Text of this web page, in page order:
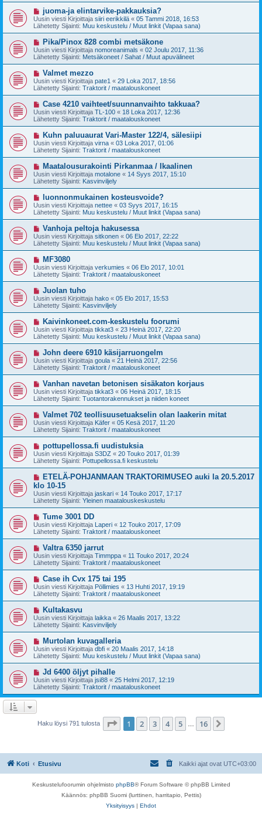
tv
e
s
t
U
u
s
i
v
e
s
t
juoma-ja elintarvike-pakkauksia?
Uusin viesti Kirjoittaja siiri eerikkilä « 05 Tammi 2018, 16:53
Lähetetty Sijainti: Muu keskustelu / Muut linkit (Vapaa sana)
U
u
s
i
v
e
s
t
Pika/Pinox 828 combi metsäkone
Uusin viesti Kirjoittaja nomoreanimals « 02 Joulu 2017, 11:36
Lähetetty Sijainti: Metsäkoneet / Sahat / Muut apuvälineet
U
u
s
i
e
s
t
Valmet mezzo
Uusin viesti Kirjoittaja pate1 « 29 Loka 2017, 18:56
Lähetetty Sijainti: Traktorit / maatalouskoneet
U
u
s
i
v
e
s
t
Case 4210 vaihteet/suunnanvaihto takkuaa?
Uusin viesti Kirjoittaja TL-100 « 18 Loka 2017, 12:36
Lähetetty Sijainti: Traktorit / maatalouskoneet
U
u
s
i
v
e
s
t
Kuhn paluuaurat Vari-Master 122/4, sälesiipi
Uusin viesti Kirjoittaja virna « 03 Loka 2017, 01:06
Lähetetty Sijainti: Traktorit / maatalouskoneet
U
u
s
i
v
e
s
t
Maatalousurakointi Pirkanmaa / Ikaalinen
Uusin viesti Kirjoittaja motalone « 14 Syys 2017, 15:10
Lähetetty Sijainti: Kasvinviljely
U
u
s
i
v
e
s
t
luonnonmukainen kosteusvoide?
Uusin viesti Kirjoittaja nettee « 03 Syys 2017, 16:15
Lähetetty Sijainti: Muu keskustelu / Muut linkit (Vapaa sana)
U
u
s
i
v
e
s
t
Vanhoja peltoja hakusessa
Uusin viesti Kirjoittaja sitkonen « 06 Elo 2017, 22:22
Lähetetty Sijainti: Muu keskustelu / Muut linkit (Vapaa sana)
U
u
s
i
e
s
t
MF3080
Uusin viesti Kirjoittaja verkumies « 06 Elo 2017, 10:01
Lähetetty Sijainti: Traktorit / maatalouskoneet
U
u
s
i
v
e
s
t
Juolan tuho
Uusin viesti Kirjoittaja hako « 05 Elo 2017, 15:53
Lähetetty Sijainti: Kasvinviljely
U
u
s
i
e
s
t
Kaivinkoneet.com-keskustelu foorumi
Uusin viesti Kirjoittaja tikkat3 « 23 Heinä 2017, 22:20
Lähetetty Sijainti: Muu keskustelu / Muut linkit (Vapaa sana)
U
u
s
i
v
e
s
t
John deere 6910 käsijarruongelm
Uusin viesti Kirjoittaja goula « 21 Heinä 2017, 22:56
Lähetetty Sijainti: Traktorit / maatalouskoneet
U
u
s
i
v
e
s
t
Vanhan navetan betonisen sisäkaton korjaus
Uusin viesti Kirjoittaja tikkat3 « 06 Heinä 2017, 18:15
Lähetetty Sijainti: Tuotantorakennukset ja niiden koneet
U
u
s
i
e
s
t
Valmet 702 teollisuusetuakselin olan laakerin mitat
Uusin viesti Kirjoittaja Käfer « 05 Kesä 2017, 11:20
Lähetetty Sijainti: Traktorit / maatalouskoneet
U
u
s
i
v
e
s
t
i
pottupellossa.fi uudistuksia
Uusin viesti Kirjoittaja S3DZ « 20 Touko 2017, 01:39
Lähetetty Sijainti: Pottupellossa.fi keskustelu
U
s
i
v
i
s
t
i
ETELÄ-POHJANMAAN TRAKTORIMUSEO auki la 20.5.2017
klo 10-15
Uusin viesti Kirjoittaja jaskari « 14 Touko 2017, 17:17
Lähetetty Sijainti: Yleinen maatalouskeskustelu
U
u
s
i
v
e
s
t
Tume 3001 DD
Uusin viesti Kirjoittaja Laperi « 12 Touko 2017, 17:09
Lähetetty Sijainti: Traktorit / maatalouskoneet
U
u
s
i
e
s
t
Valtra 6350 jarrut
Uusin viesti Kirjoittaja Timmppa « 11 Touko 2017, 20:24
Lähetetty Sijainti: Traktorit / maatalouskoneet
U
u
s
i
v
e
s
t
Case ih Cvx 175 tai 195
Uusin viesti Kirjoittaja Pöllimies « 13 Huhti 2017, 19:19
Lähetetty Sijainti: Traktorit / maatalouskoneet
U
u
s
i
v
e
s
t
Kultakasvu
Uusin viesti Kirjoittaja laikka « 26 Maalis 2017, 13:22
Lähetetty Sijainti: Kasvinviljely
U
u
s
i
e
s
t
Murtolan kuvagalleria
Uusin viesti Kirjoittaja dbfi « 20 Maalis 2017, 14:18
Lähetetty Sijainti: Muu keskustelu / Muut linkit (Vapaa sana)
U
u
s
i
v
s
t
Jd 6400 öljyt pihalle
Uusin viesti Kirjoittaja jsi88 « 25 Helmi 2017, 12:19
Lähetetty Sijainti: Traktorit / maatalouskoneet
Haku löysi 791 tulosta Sivu /16
1 2 3 4 5 16
Koti Etusivu Kaikki ajat ovat UTC+03:00
Keskustelufoorumin ohjelmisto phpBB® Forum Software © phpBB Limited
Käännös: phpBB Suomi (lurttinen, harritapio, Pettis)
Yksityisyys | Ehdot